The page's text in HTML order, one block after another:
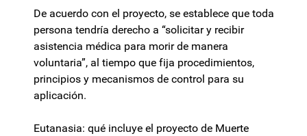
De acuerdo con el proyecto, se establece que toda
persona tendría derecho a “solicitar y recibir
asistencia médica para morir de manera
voluntaria”, al tiempo que fija procedimientos,
principios y mecanismos de control para su
aplicación.
Eutanasia: qué incluye el proyecto de Muerte